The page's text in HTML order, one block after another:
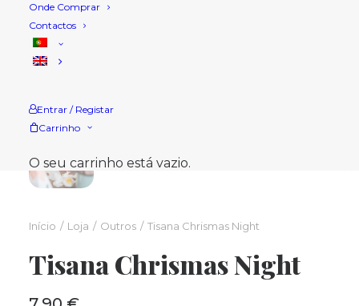
Onde Comprar
Contactos
Entrar / Registar
Carrinho
O seu carrinho está vazio.
Início Loja Outros Tisana Chrismas Night
Tisana Chrismas Night